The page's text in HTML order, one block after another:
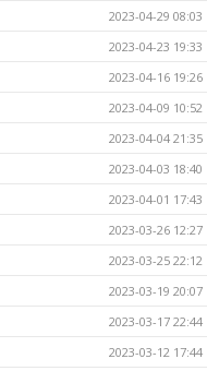
2023-04-29 08:03
2023-04-23 19:33
2023-04-16 19:26
2023-04-09 10:52
2023-04-04 21:35
2023-04-03 18:40
2023-04-01 17:43
2023-03-26 12:27
2023-03-25 22:12
2023-03-19 20:07
2023-03-17 22:44
2023-03-12 17:44